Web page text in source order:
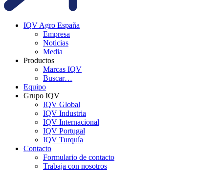
IQV Agro España
Empresa
Noticias
Media
Productos
Marcas IQV
Buscar…
Equipo
Grupo IQV
IQV Global
IQV Industria
IQV Internacional
IQV Portugal
IQV Turquía
Contacto
Formulario de contacto
Trabaja con nosotros